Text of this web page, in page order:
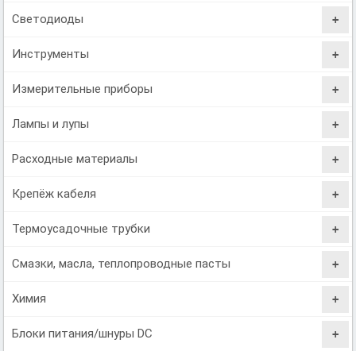
Светодиоды
Инструменты
Измерительные приборы
Лампы и лупы
Расходные материалы
Крепёж кабеля
Термоусадочные трубки
Смазки, масла, теплопроводные пасты
Химия
Блоки питания/шнуры DC